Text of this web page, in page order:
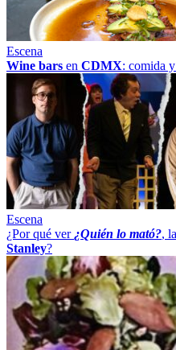
Escena
Wine bars en CDMX: comida
Escena
¿Por qué ver ¿Quién lo mató?,
Stanley?